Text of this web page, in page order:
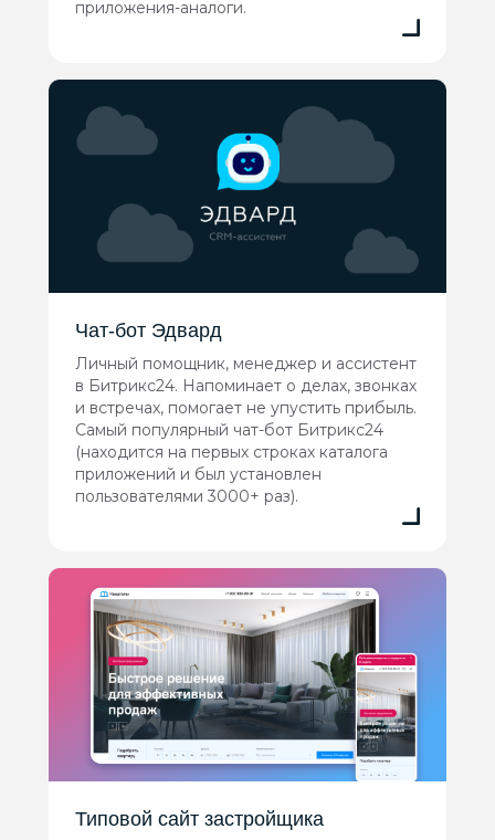
приложения-аналоги.
Чат-бот Эдвард
Личный помощник, менеджер и ассистент
в Битрикс24. Напоминает о делах, звонках
и встречах, помогает не упустить прибыль.
Самый популярный чат-бот Битрикс24
(находится на первых строках каталога
приложений и был установлен
пользователями 3000+ раз).
Типовой сайт застройщика